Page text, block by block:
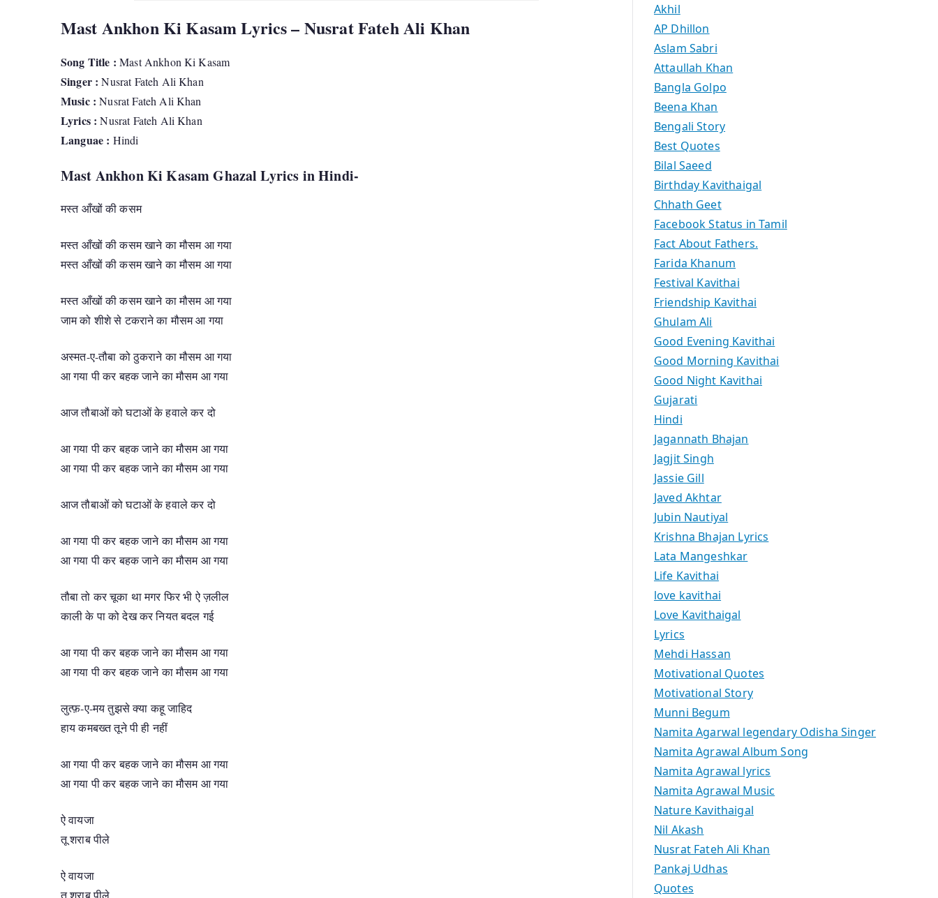
Mast Ankhon Ki Kasam Lyrics – Nusrat Fateh Ali Khan
Song Title : Mast Ankhon Ki Kasam
Singer : Nusrat Fateh Ali Khan
Music : Nusrat Fateh Ali Khan
Lyrics : Nusrat Fateh Ali Khan
Languae : Hindi
Mast Ankhon Ki Kasam Ghazal Lyrics in Hindi-
मस्त आँखों की कसम
मस्त आँखों की कसम खाने का मौसम आ गया
मस्त आँखों की कसम खाने का मौसम आ गया
मस्त आँखों की कसम खाने का मौसम आ गया
जाम को शीशे से टकराने का मौसम आ गया
अस्मत-ए-तौबा को ठुकराने का मौसम आ गया
आ गया पी कर बहक जाने का मौसम आ गया
आज तौबाओं को घटाओं के हवाले कर दो
आ गया पी कर बहक जाने का मौसम आ गया
आ गया पी कर बहक जाने का मौसम आ गया
आज तौबाओं को घटाओं के हवाले कर दो
आ गया पी कर बहक जाने का मौसम आ गया
आ गया पी कर बहक जाने का मौसम आ गया
तौबा तो कर चूका था मगर फिर भी ऐ ज़लील
काली के पा को देख कर नियत बदल गई
आ गया पी कर बहक जाने का मौसम आ गया
आ गया पी कर बहक जाने का मौसम आ गया
लुत्फ़-ए-मय तुझसे क्या कहू जाहिद
हाय कमबख्त तूने पी ही नहीं
आ गया पी कर बहक जाने का मौसम आ गया
आ गया पी कर बहक जाने का मौसम आ गया
ऐ वायजा
तू शराब पीले
ऐ वायजा
तू शराब पीले
Akhil
AP Dhillon
Aslam Sabri
Attaullah Khan
Bangla Golpo
Beena Khan
Bengali Story
Best Quotes
Bilal Saeed
Birthday Kavithaigal
Chhath Geet
Facebook Status in Tamil
Fact About Fathers.
Farida Khanum
Festival Kavithai
Friendship Kavithai
Ghulam Ali
Good Evening Kavithai
Good Morning Kavithai
Good Night Kavithai
Gujarati
Hindi
Jagannath Bhajan
Jagjit Singh
Jassie Gill
Javed Akhtar
Jubin Nautiyal
Krishna Bhajan Lyrics
Lata Mangeshkar
Life Kavithai
love kavithai
Love Kavithaigal
Lyrics
Mehdi Hassan
Motivational Quotes
Motivational Story
Munni Begum
Namita Agarwal legendary Odisha Singer
Namita Agrawal Album Song
Namita Agrawal lyrics
Namita Agrawal Music
Nature Kavithaigal
Nil Akash
Nusrat Fateh Ali Khan
Pankaj Udhas
Quotes